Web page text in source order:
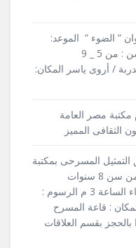
” الضوء ” الموعد:
الأربعاء 2026/7/1 الساعة 10 ص السن : من 5 _ 9
: 80 جنيه المدربة / أروى ياسر المكان:
مكتبة مصر العامة
الثقافى المميز
المسرحى بمكتبة
مصر العامة بالزقازيقالفئة العمرية : من سن 8 سنوات
فأكثر الموعد : السبت والاثنين والاربعاء الساعة 3 م الرسوم :
المكان : قاعة المسرح
بقسم العلاقات